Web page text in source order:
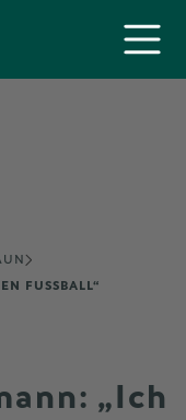
FUSSBALL“
„Ich